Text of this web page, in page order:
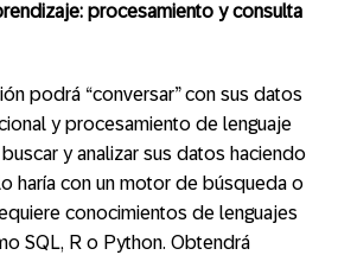
procesamiento y consulta
podrá “conversar” con sus datos
y procesamiento de lenguaje
y analizar sus datos haciendo
haría con un motor de búsqueda o
conocimientos de lenguajes
SQL, R o Python. Obtendrá